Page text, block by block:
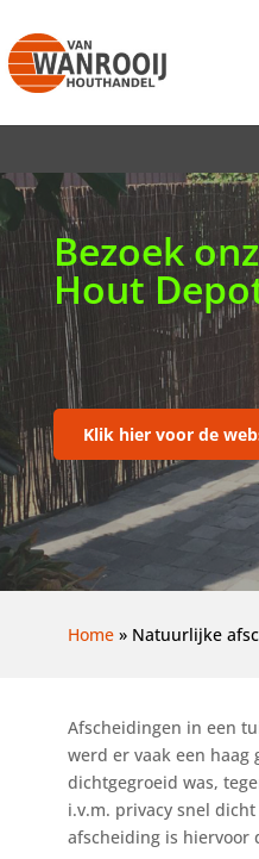
Bezoek
Hout
Klik hier voor de
Home» Natuurlijke
Afscheidingen in een
werd er vaak een haag
dichtgegroeid was,
i.v.m. privacy snel
afscheiding is hiervoor